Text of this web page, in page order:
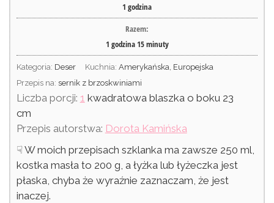
1 godzina
Razem:
1 godzina15minuty
Kategoria: Deser Kuchnia:Amerykańska, Europejska
Przepis na: sernik z brzoskwiniami
Liczba porcji: 1 kwadratowa blaszka o boku 23
cm
Przepis autorstwa: Dorota Kamińska
☟ W moich przepisach szklanka ma zawsze 250 ml,
kostka masła to 200 g, a łyżka lub łyżeczka jest
płaska, chyba że wyraźnie zaznaczam, że jest
inaczej.